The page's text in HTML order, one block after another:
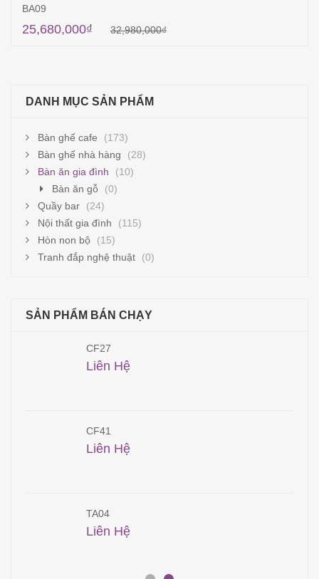
BA09
32,980,000₫
25,680,000₫
DANH MỤC SẢN PHẨM
Bàn ghế cafe
(173)
Bàn ghế nhà hàng
(28)
Bàn ăn gia đình
(10)
Bàn ăn gỗ
(0)
Quầy bar
(24)
Nội thất gia đình
(115)
Hòn non bộ
(15)
Tranh đắp nghệ thuật
(0)
SẢN PHẨM BÁN CHẠY
CF27
Liên Hệ
CF41
Liên Hệ
TA04
Liên Hệ